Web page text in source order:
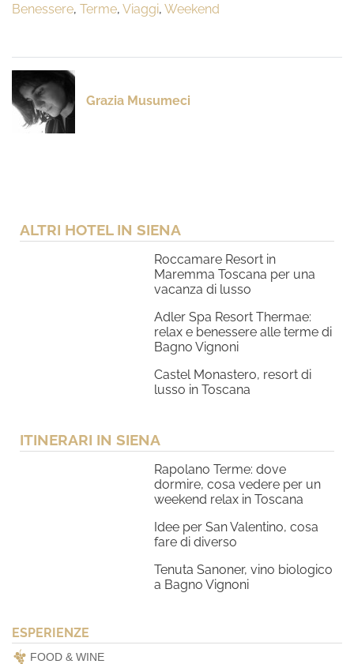
Benessere, Terme, Viaggi, Weekend
Grazia Musumeci
ALTRI HOTEL IN SIENA
Roccamare Resort in
Maremma Toscana per una
vacanza di lusso
Adler Spa Resort Thermae:
relax e benessere alle terme di
Bagno Vignoni
Castel Monastero, resort di
lusso in Toscana
ITINERARI IN SIENA
Rapolano Terme: dove
dormire, cosa vedere per un
weekend relax in Toscana
Idee per San Valentino, cosa
fare di diverso
Tenuta Sanoner, vino biologico
a Bagno Vignoni
ESPERIENZE
FOOD & WINE